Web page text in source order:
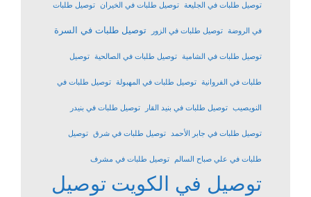
توصيل طلبات في الجليعة توصيل طلبات في الخيران توصيل طلبات
في الروضة توصيل طلبات في الزور توصيل طلبات في السرة
توصيل طلبات في الشامية توصيل طلبات في الصالحية توصيل
طلبات في الفروانية توصيل طلبات في المهبولة توصيل طلبات في
النويصيب توصيل طلبات في بنيد القار توصيل طلبات في بنيدر
توصيل طلبات في جابر الأحمد توصيل طلبات في شرق توصيل
طلبات في علي صباح السالم توصيل طلبات في مشرف
توصيل في الكويت توصيل